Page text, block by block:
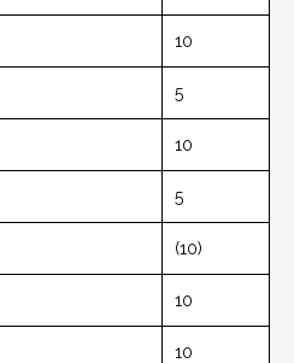
10
5
10
5
(10)
10
10